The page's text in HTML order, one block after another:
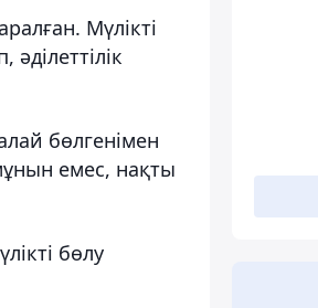
Мүлікті
бөлгенімен
емес, нақты
бөлу